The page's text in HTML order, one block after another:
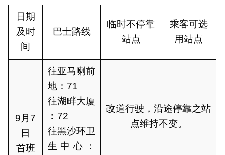
日期
及时
间
巴士路线
临时不停靠
站点
乘客可选
用站点
9月7
日
首班
往亚马喇前
地：71
往湖畔大厦
︰72
往黑沙环卫
生中心：
改道行驶，沿途停靠之站
点维持不变。